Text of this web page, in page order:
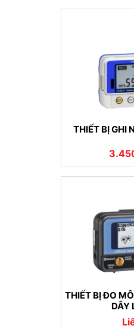
THIẾT BỊ GHI
THIẾT BỊ ĐO
DÂY